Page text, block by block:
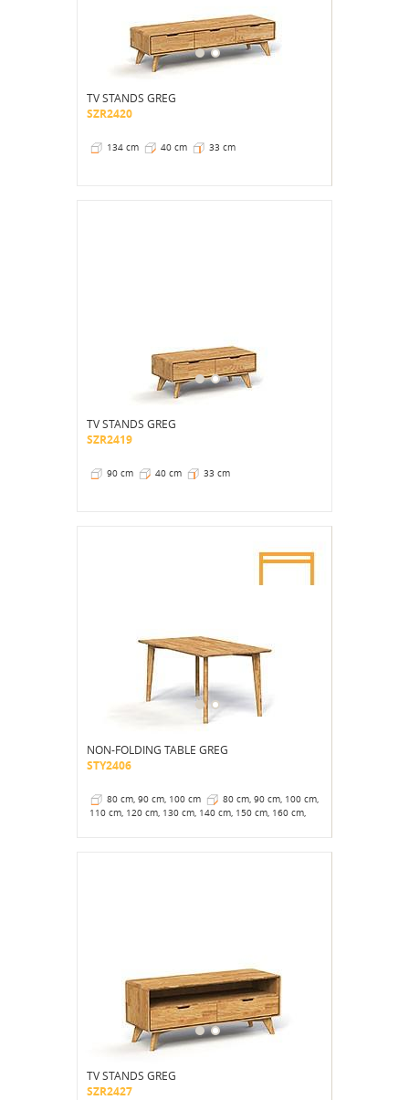
TV STANDS GREG
SZR2420
134 cm 40 cm 33 cm
TV STANDS GREG
SZR2419
90 cm 40 cm 33 cm
NON-FOLDING TABLE GREG
STY2406
80 cm, 90 cm, 100 cm
80 cm, 90 cm, 100 cm,
110 cm, 120 cm, 130 cm, 140 cm, 150 cm, 160 cm,
TV STANDS GREG
SZR2427